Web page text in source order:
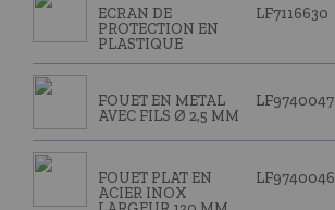
ECRAN DE
PROTECTION EN
PLASTIQUE
LF7116630
FOUET EN METAL
AVEC FILS Ø 2,5 MM
LF9740047
FOUET PLAT EN
ACIER INOX
LF9740046